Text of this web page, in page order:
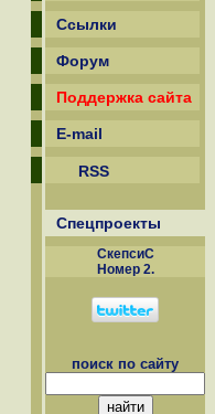
Ссылки
Форум
Поддержка сайта
E-mail
RSS
Спецпроекты
СкепсиС
Номер 2.
поиск по сайту